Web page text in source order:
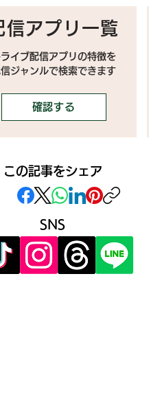
信アプリ一覧
イブ配信アプリの特徴を
ジャンルで検索できます
確認する
この記事をシェア
SNS